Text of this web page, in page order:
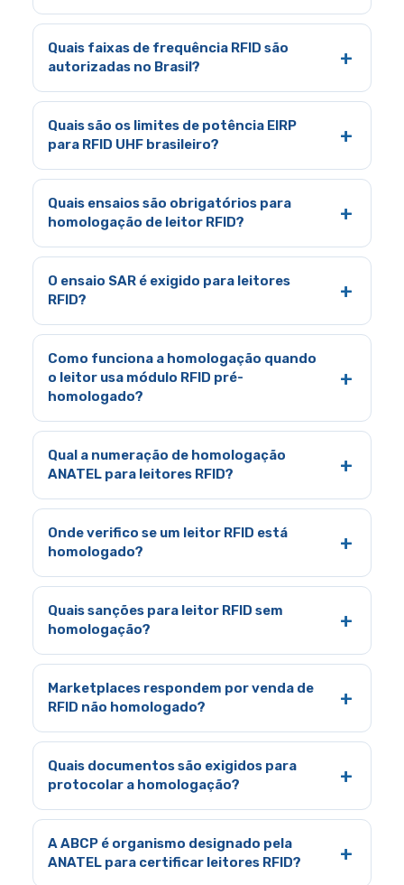
Quais faixas de frequência RFID são
autorizadas no Brasil?
Quais são os limites de potência EIRP
para RFID UHF brasileiro?
Quais ensaios são obrigatórios para
homologação de leitor RFID?
O ensaio SAR é exigido para leitores
RFID?
Como funciona a homologação quando
o leitor usa módulo RFID pré-
homologado?
Qual a numeração de homologação
ANATEL para leitores RFID?
Onde verifico se um leitor RFID está
homologado?
Quais sanções para leitor RFID sem
homologação?
Marketplaces respondem por venda de
RFID não homologado?
Quais documentos são exigidos para
protocolar a homologação?
A ABCP é organismo designado pela
ANATEL para certificar leitores RFID?